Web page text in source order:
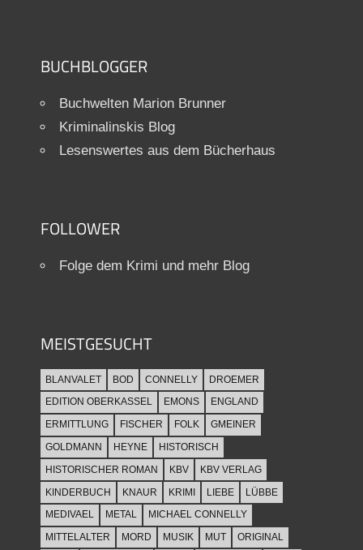
BUCHBLOGGER
Buchwelten Marion Brunner
Kriminalinskis Blog
Lesenswertes aus dem Bücherhaus
FOLLOWER
Folge dem Krimi und mehr Blog
MEISTGESUCHT
BLANVALET BOD CONNELLY
DROEMER
EDITION OBERKASSEL
EMONS
ENGLAND
ERMITTLUNG
FISCHER FOLK
GMEINER
GOLDMANN
HEYNE
HISTORISCH
HISTORISCHER ROMAN
KBV
KBV VERLAG
KINDERBUCH
KNAUR KRIMI LIEBE
LÜBBE
MEDIVAEL
METAL
MICHAEL CONNELLY
MITTELALTER
MORD MUSIK MUT ORIGINAL